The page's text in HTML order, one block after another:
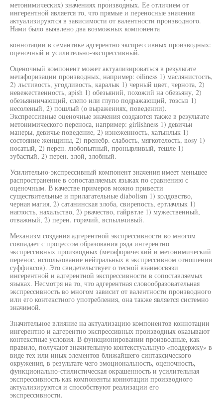
метонимических) значениях производных. Ее отличием от
ингерентной является то, что прямые и переносные значения
актуализируются в зависимости от валентности производного.
Нами было выявлено два возможных компонента
коннотации в семантике адгерентно экспрессивных производных:
оценочный и усилительно-экспрессивный.
Оценочный компонент может актуализироваться в результате
метафоризации производных, например: oiliness 1) маслянистость,
2) льстивость, угодливость, каралык 1) черный цвет, чернота, 2)
невежественность, apish 1) обезьяний, похожий на обезьяну, 2)
обезьянничающий, слепо или глупо подражающий, тозсыз 1)
несоленый, 2) пошлый (о выражениях, поведении).
Экспрессивные оценочные значения создаются также в результате
метонимического переноса, например: girlishness 1) девичьи
манеры, девичье поведение, 2) изнеженность, хатынлык 1)
состояние женщины, 2) пренебр. слабость, мягкотелость, nosy 1)
носатый, 2) перен. любопытный, пронырливый, тешле 1)
зубастый, 2) перен. злой, злобный.
Усилительно-экспрессивный компонент значения имеет меньшее
распространение в сопоставляемых языках по сравнению с
оценочным. В качестве примеров можно привести
существительные и прилагательные diabolism 1) колдовство,
черная магия, 2) сатанинская злоба, свирепость, ертлачлык 1)
наглость, нахальство, 2) рвачество, гайрвтле 1) мужественный,
отважный, 2) перен. горячий, вспыльчивый.
Механизм создания адгерентной экспрессивности во многом
совпадает с процессом образования ряда ингерентно
экспрессивных производных (метафорический и метонимический
перенос, использование нейтральных в экспрессивном отношении
суффиксов). Это свидетельствует о тесной взаимосвязи
ингерентной и адгерентной экспрессивности в сопоставляемых
языках. Несмотря на то, что адгерентная словообразовательная
экспрессивность во многом зависит от валентности производного
или его контекстного употребления, она также является системно
значимой.
Значительное влияние на актуализацию компонентов коннотации
ингерентно и адгерентно экспрессивных производных оказывают
контекстные условия. В функционировании производные, как
правило, получают значительную контекстуальную «поддержку» в
виде тех или иных элементов ближайшего синтаксического
окружения, в результате чего эмоциональность, оценочность,
функционально-стилистическая окрашенность и усилительная
экспрессивность как компоненты коннотации производного
актуализируются и способствуют реализации его
экспрессивности.